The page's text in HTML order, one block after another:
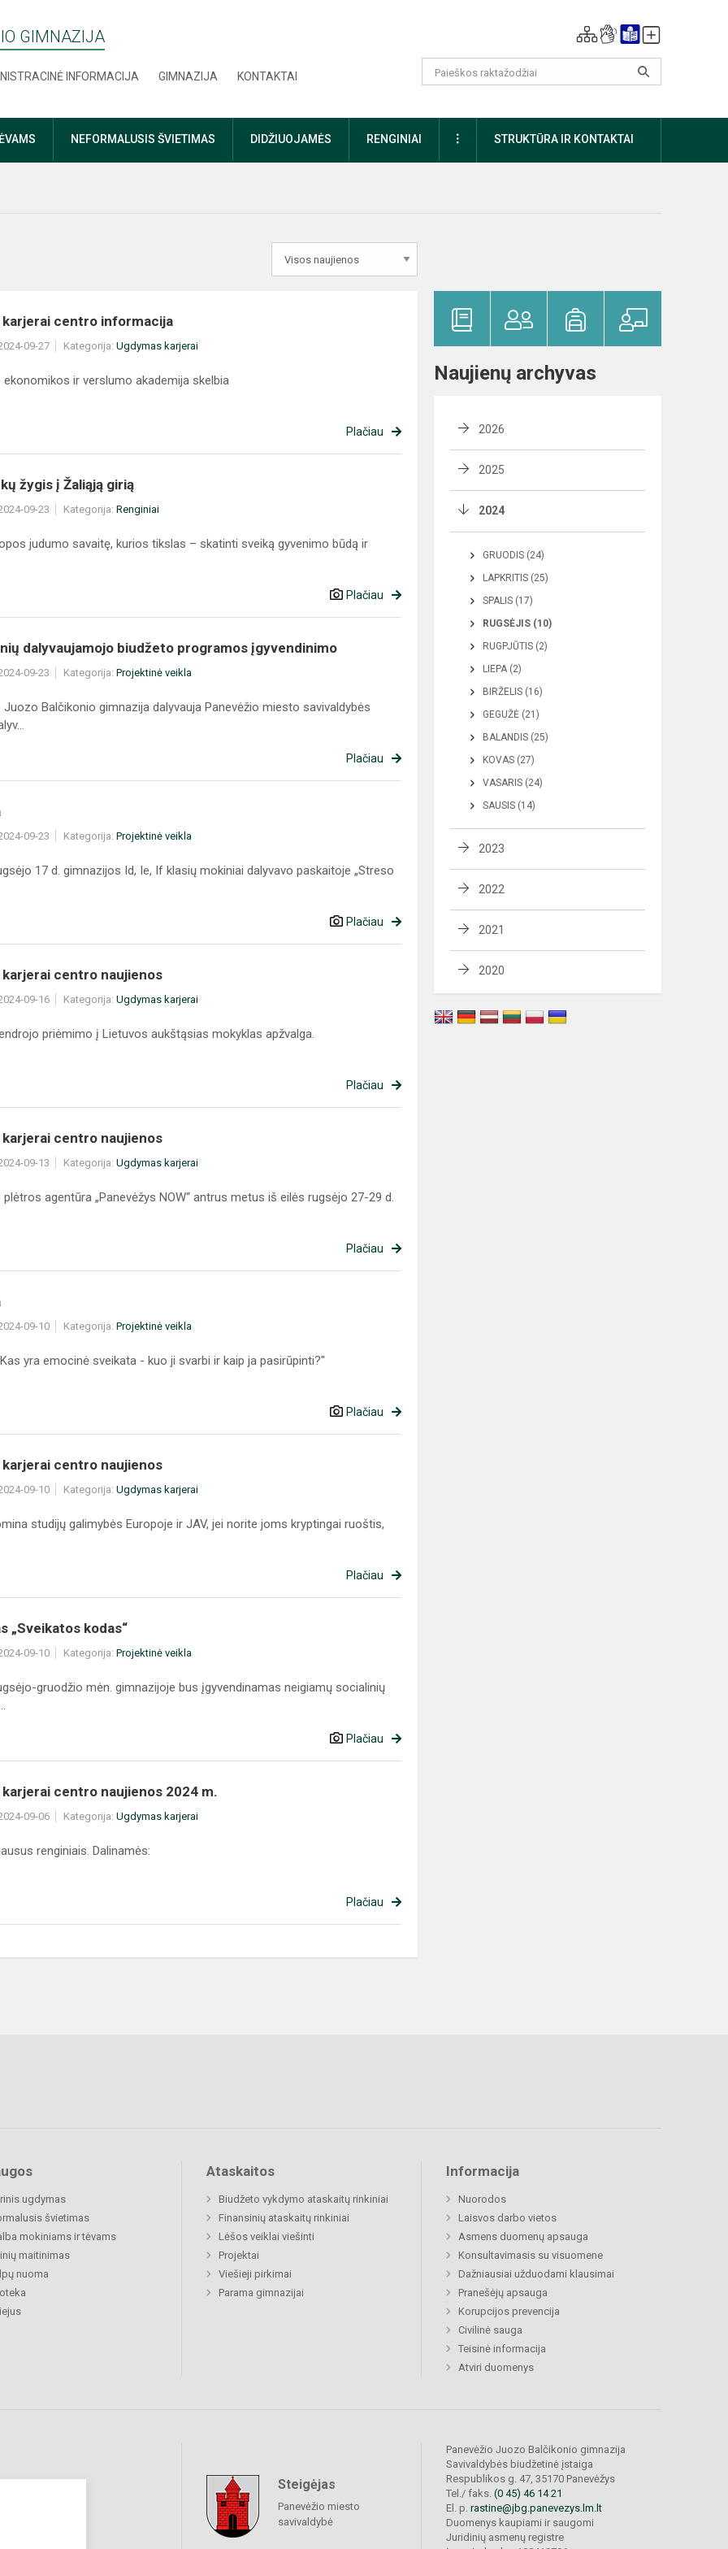
GIMNAZIJA
INFORMACIJA GIMNAZIJA KONTAKTAI
NEFORMALUSIS ŠVIETIMAS DIDŽIUOJAMĖS RENGINIAI DAUGIAUSTRUKTŪRA IR KONTAKTAI
karjerai centro informacija
09-27 Kategorija: Ugdymas karjerai
ekonomikos ir verslumo akademija skelbia
Plačiau
žygis į Žaliąją girią
09-23 Kategorija: Renginiai
judumo savaitę, kurios tikslas – skatinti sveiką gyvenimo būdą ir
Plačiau
dalyvaujamojo biudžeto programos įgyvendinimo
09-23 Kategorija: Projektinė veikla
Juozo Balčikonio gimnazija dalyvauja Panevėžio miesto savivaldybės
Plačiau
09-23 Kategorija: Projektinė veikla
17 d. gimnazijos Id, Ie, If klasių mokiniai dalyvavo paskaitoje „Streso
Plačiau
karjerai centro naujienos
09-16 Kategorija: Ugdymas karjerai
priėmimo į Lietuvos aukštąsias mokyklas apžvalga.
Plačiau
karjerai centro naujienos
09-13 Kategorija: Ugdymas karjerai
plėtros agentūra „Panevėžys NOW“ antrus metus iš eilės rugsėjo 27-29 d.
Plačiau
09-10 Kategorija: Projektinė veikla
yra emocinė sveikata - kuo ji svarbi ir kaip ja pasirūpinti?"
Plačiau
karjerai centro naujienos
09-10 Kategorija: Ugdymas karjerai
studijų galimybės Europoje ir JAV, jei norite joms kryptingai ruoštis,
Plačiau
„Sveikatos kodas“
09-10 Kategorija: Projektinė veikla
gruodžio mėn. gimnazijoje bus įgyvendinamas neigiamų socialinių
Plačiau
karjerai centro naujienos 2024 m.
09-06 Kategorija: Ugdymas karjerai
renginiais. Dalinamės:
Plačiau
Naujienų archyvas
2026
2025
2024
GRUODIS (24)
LAPKRITIS (25)
SPALIS (17)
RUGSĖJIS (10)
RUGPJŪTIS (2)
LIEPA (2)
BIRŽELIS (16)
GEGUŽĖ (21)
BALANDIS (25)
KOVAS (27)
VASARIS (24)
SAUSIS (14)
2023
2022
2021
2020
ugdymas
švietimas
mokiniams ir tėvams
maitinimas
nuoma
Ataskaitos
Biudžeto vykdymo ataskaitų rinkiniai
Finansinių ataskaitų rinkiniai
Lėšos veiklai viešinti
Projektai
Viešieji pirkimai
Parama gimnazijai
Informacija
Nuorodos
Laisvos darbo vietos
Asmens duomenų apsauga
Konsultavimasis su visuomene
Dažniausiai užduodami klausimai
Pranešėjų apsauga
Korupcijos prevencija
Civilinė sauga
Teisinė informacija
Atviri duomenys
Steigėjas
Panevėžio miesto
savivaldybė
Panevėžio Juozo Balčikonio gimnazija
Savivaldybės biudžetinė įstaiga
Respublikos g. 47, 35170 Panevėžys
Tel./ faks. (0 45) 46 14 21
El. p. rastine@jbg.panevezys.lm.lt
Duomenys kaupiami ir saugomi
Juridinių asmenų registre